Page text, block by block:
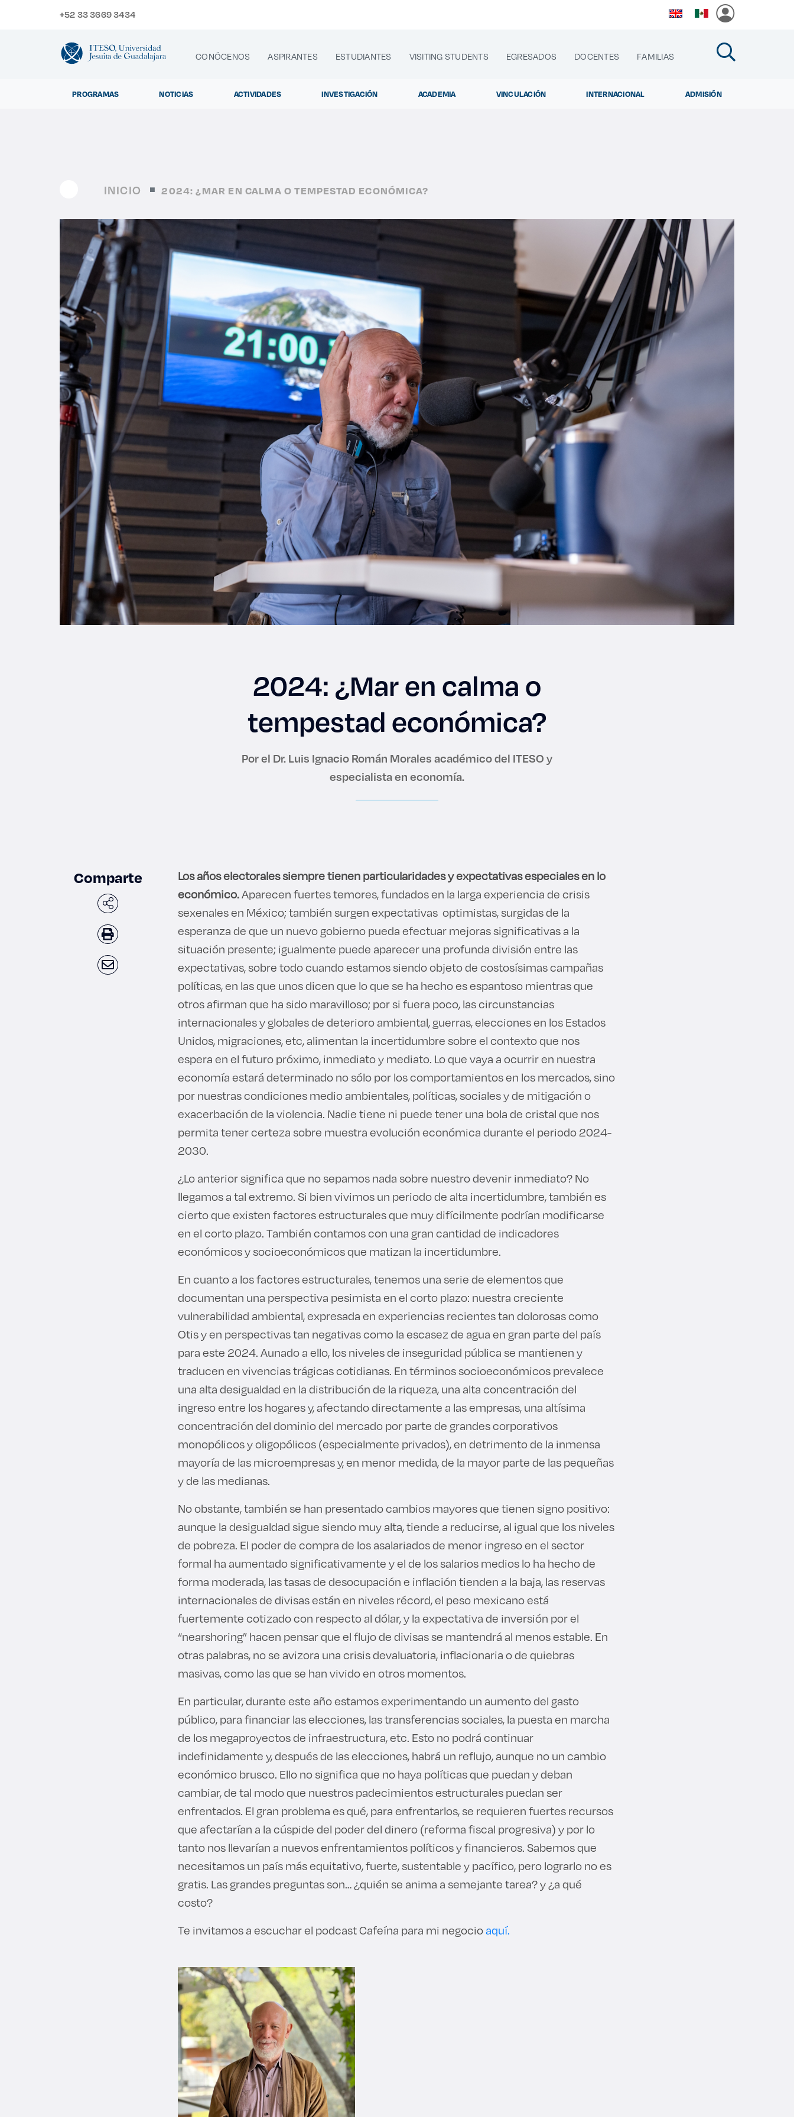
+52 33 3669 3434
CONÓCENOS ASPIRANTES ESTUDIANTES VISITING STUDENTS EGRESADOS DOCENTES FAMILIAS
PROGRAMAS NOTICIAS ACTIVIDADES INVESTIGACIÓN ACADEMIA VINCULACIÓN INTERNACIONAL ADMISIÓN
Diplomados y Curs|
Enlaces de interés
Aspirantes
Graduaciones
CRUCE
Derecho
Lo más buscado
Carreras
Derecho
Prepa ITESO
Becas
Sustentabilidad
INICIO 2024: ¿MAR EN CALMA O TEMPESTAD ECONÓMICA?
2024: ¿Mar en calma o
tempestad económica?
Por el Dr. Luis Ignacio Román Morales académico del ITESO y
especialista en economía.
Comparte
Los años electorales siempre tienen particularidades y expectativas especiales en lo
económico.Aparecen fuertes temores, fundados en la larga experiencia de crisis
sexenales en México; también surgen expectativas optimistas, surgidas de la
esperanza de que un nuevo gobierno pueda efectuar mejoras significativas a la
situación presente; igualmente puede aparecer una profunda división entre las
expectativas, sobre todo cuando estamos siendo objeto de costosísimas campañas
políticas, en las que unos dicen que lo que se ha hecho es espantoso mientras que
otros afirman que ha sido maravilloso; por si fuera poco, las circunstancias
internacionales y globales de deterioro ambiental, guerras, elecciones en los Estados
Unidos, migraciones, etc, alimentan la incertidumbre sobre el contexto que nos
espera en el futuro próximo, inmediato y mediato. Lo que vaya a ocurrir en nuestra
economía estará determinado no sólo por los comportamientos en los mercados, sino
por nuestras condiciones medio ambientales, políticas, sociales y de mitigación o
exacerbación de la violencia. Nadie tiene ni puede tener una bola de cristal que nos
permita tener certeza sobre muestra evolución económica durante el periodo 2024-
2030.
¿Lo anterior significa que no sepamos nada sobre nuestro devenir inmediato? No
llegamos a tal extremo. Si bien vivimos un periodo de alta incertidumbre, también es
cierto que existen factores estructurales que muy difícilmente podrían modificarse
en el corto plazo. También contamos con una gran cantidad de indicadores
económicos y socioeconómicos que matizan la incertidumbre.
En cuanto a los factores estructurales, tenemos una serie de elementos que
documentan una perspectiva pesimista en el corto plazo: nuestra creciente
vulnerabilidad ambiental, expresada en experiencias recientes tan dolorosas como
Otis y en perspectivas tan negativas como la escasez de agua en gran parte del país
para este 2024. Aunado a ello, los niveles de inseguridad pública se mantienen y
traducen en vivencias trágicas cotidianas. En términos socioeconómicos prevalece
una alta desigualdad en la distribución de la riqueza, una alta concentración del
ingreso entre los hogares y, afectando directamente a las empresas, una altísima
concentración del dominio del mercado por parte de grandes corporativos
monopólicos y oligopólicos (especialmente privados), en detrimento de la inmensa
mayoría de las microempresas y, en menor medida, de la mayor parte de las pequeñas
y de las medianas.
No obstante, también se han presentado cambios mayores que tienen signo positivo:
aunque la desigualdad sigue siendo muy alta, tiende a reducirse, al igual que los niveles
de pobreza. El poder de compra de los asalariados de menor ingreso en el sector
formal ha aumentado significativamente y el de los salarios medios lo ha hecho de
forma moderada, las tasas de desocupación e inflación tienden a la baja, las reservas
internacionales de divisas están en niveles récord, el peso mexicano está
fuertemente cotizado con respecto al dólar, y la expectativa de inversión por el
“nearshoring” hacen pensar que el flujo de divisas se mantendrá al menos estable. En
otras palabras, no se avizora una crisis devaluatoria, inflacionaria o de quiebras
masivas, como las que se han vivido en otros momentos.
En particular, durante este año estamos experimentando un aumento del gasto
público, para financiar las elecciones, las transferencias sociales, la puesta en marcha
de los megaproyectos de infraestructura, etc. Esto no podrá continuar
indefinidamente y, después de las elecciones, habrá un reflujo, aunque no un cambio
económico brusco. Ello no significa que no haya políticas que puedan y deban
cambiar, de tal modo que nuestros padecimientos estructurales puedan ser
enfrentados. El gran problema es qué, para enfrentarlos, se requieren fuertes recursos
que afectarían a la cúspide del poder del dinero (reforma fiscal progresiva) y por lo
tanto nos llevarían a nuevos enfrentamientos políticos y financieros. Sabemos que
necesitamos un país más equitativo, fuerte, sustentable y pacífico, pero lograrlo no es
gratis. Las grandes preguntas son… ¿quién se anima a semejante tarea? y ¿a qué
costo?
Te invitamos a escuchar el podcast Cafeína para mi negocioaquí.